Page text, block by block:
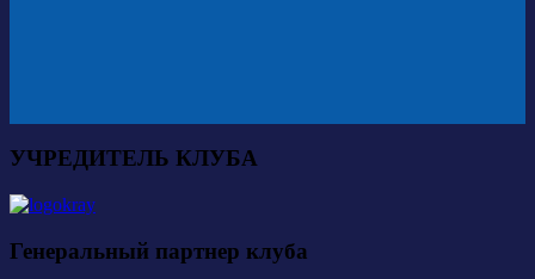
УЧРЕДИТЕЛЬ КЛУБА
Генеральный партнер клуба